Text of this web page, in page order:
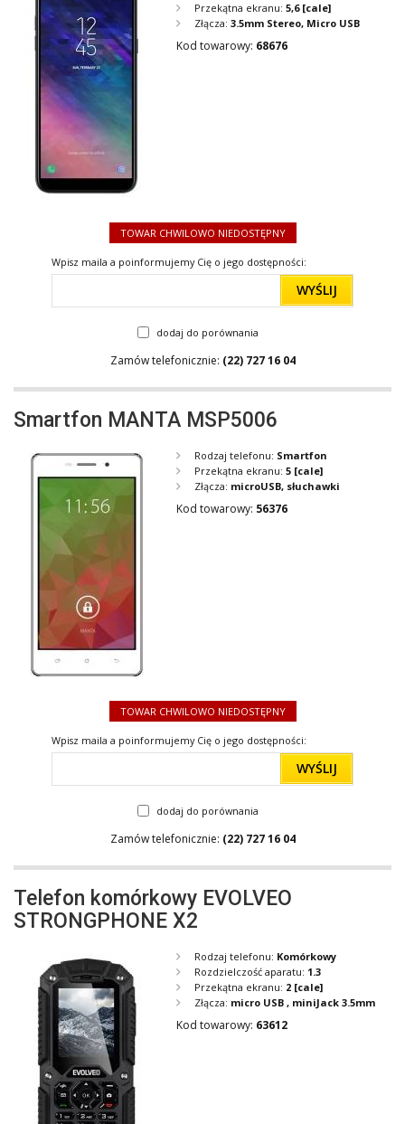
Przekątna ekranu: 5,6 [cale]
Złącza: 3.5mm Stereo, Micro USB
Kod towarowy: 68676
TOWAR CHWILOWO NIEDOSTĘPNY
Wpisz maila a poinformujemy Cię o jego dostępności:
WYŚLIJ
dodaj do porównania
Zamów telefonicznie: (22) 727 16 04
Smartfon MANTA MSP5006
Rodzaj telefonu: Smartfon
Przekątna ekranu: 5 [cale]
Złącza: microUSB, słuchawki
Kod towarowy: 56376
TOWAR CHWILOWO NIEDOSTĘPNY
Wpisz maila a poinformujemy Cię o jego dostępności:
WYŚLIJ
dodaj do porównania
Zamów telefonicznie: (22) 727 16 04
Telefon komórkowy EVOLVEO
STRONGPHONE X2
Rodzaj telefonu: Komórkowy
Rozdzielczość aparatu: 1.3
Przekątna ekranu: 2 [cale]
Złącza: micro USB , miniJack 3.5mm
Kod towarowy: 63612